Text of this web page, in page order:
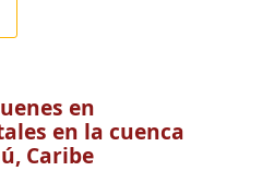
en
en la cuenca
Caribe